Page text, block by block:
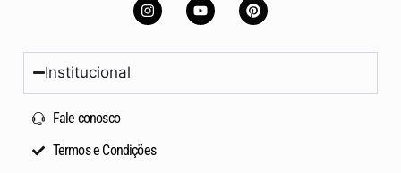
Institucional
Fale conosco
Termos e Condições